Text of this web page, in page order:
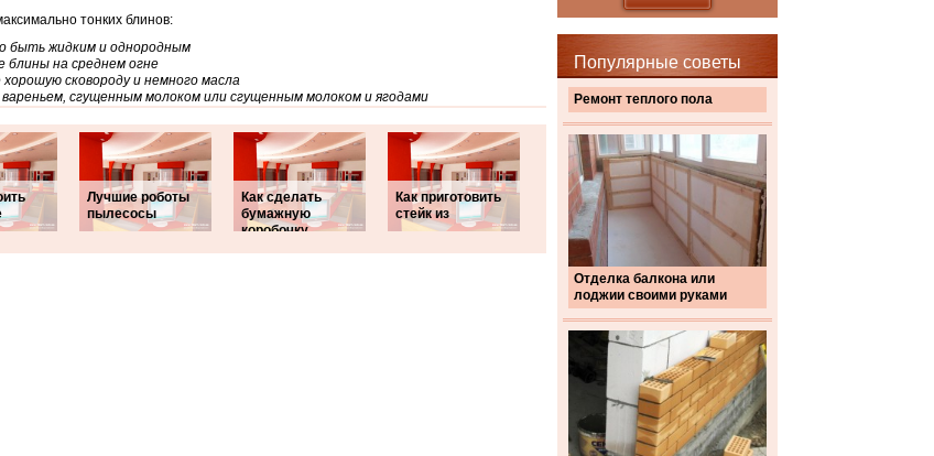
Популярные советы
Ремонт теплого пола
Отделка балкона или
лоджии своими руками
тонких блинов:
быть жидким и однородным
блины на среднем огне
сковороду и немного масла
сгущенным молоком или сгущенным молоком и ягодами
Лучшие роботы
пылесосы
Как сделать
бумажную
коробочку
Как приготовить
стейк из